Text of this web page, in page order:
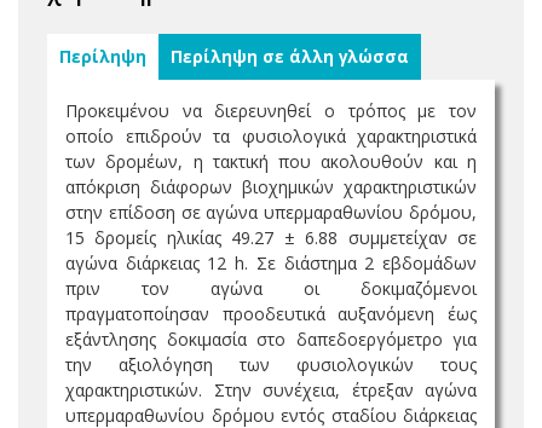
Περίληψη Περίληψη σε άλλη γλώσσα
Προκειμένου να διερευνηθεί ο τρόπος με τον
οποίο επιδρούν τα φυσιολογικά χαρακτηριστικά
των δρομέων, η τακτική που ακολουθούν και η
απόκριση διάφορων βιοχημικών χαρακτηριστικών
στην επίδοση σε αγώνα υπερμαραθωνίου δρόμου,
15 δρομείς ηλικίας 49.27 ± 6.88 συμμετείχαν σε
αγώνα διάρκειας 12 h. Σε διάστημα 2 εβδομάδων
πριν τον αγώνα οι δοκιμαζόμενοι
πραγματοποίησαν προοδευτικά αυξανόμενη έως
εξάντλησης δοκιμασία στο δαπεδοεργόμετρο για
την αξιολόγηση των φυσιολογικών τους
χαρακτηριστικών. Στην συνέχεια, έτρεξαν αγώνα
υπερμαραθωνίου δρόμου εντός σταδίου διάρκειας